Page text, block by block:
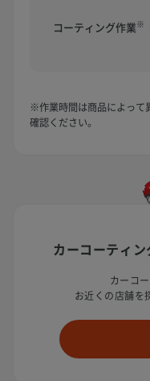
コーティング作業※
※作業時間は商品によって
確認ください。
カーコーティ
カーコ
お近くの店舗を